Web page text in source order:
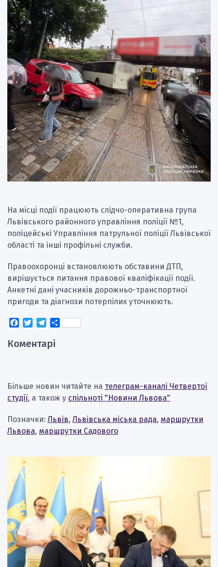
На місці події працюють слідчо-оперативна група
Львівського районного управління поліції №1,
поліцейські Управління патрульної поліції Львівської
області та інші профільні служби.
Правоохоронці встановлюють обставини ДТП,
вирішується питання правової кваліфікації події.
Анкетні дані учасників дорожньо-транспортної
пригоди та діагнози потерпілих уточнюють.
Facebook
TwitterTelegram
Поділитися
Коментарі
Більше новин читайте на телеграм-каналі Четвертої
студії, а також у спільноті "Новини Львова"
Позначки: Львів, Львівська міська рада, маршрутки
Львова, маршрутки Садового